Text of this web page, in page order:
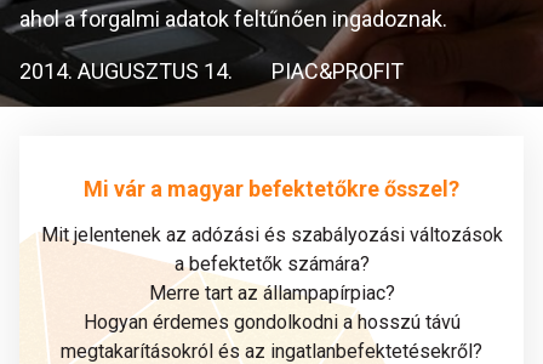
ahol a forgalmi adatok feltűnően ingadoznak.
2014. AUGUSZTUS 14. PIAC&PROFIT
Mi vár a magyar befektetőkre ősszel?
Mit jelentenek az adózási és szabályozási változások
a befektetők számára?
Merre tart az állampapírpiac?
Hogyan érdemes gondolkodni a hosszú távú
megtakarításokról és az ingatlanbefektetésekről?